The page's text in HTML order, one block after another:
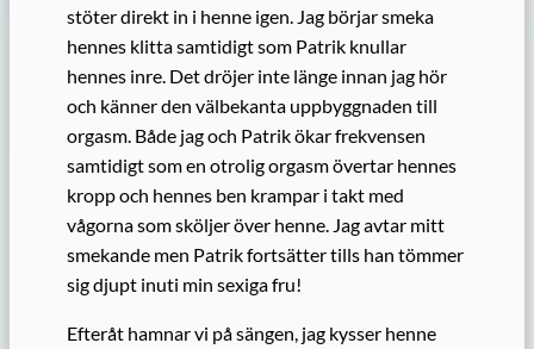
stöter direkt in i henne igen. Jag börjar smeka
hennes klitta samtidigt som Patrik knullar
hennes inre. Det dröjer inte länge innan jag hör
och känner den välbekanta uppbyggnaden till
orgasm. Både jag och Patrik ökar frekvensen
samtidigt som en otrolig orgasm övertar hennes
kropp och hennes ben krampar i takt med
vågorna som sköljer över henne. Jag avtar mitt
smekande men Patrik fortsätter tills han tömmer
sig djupt inuti min sexiga fru!
Efteråt hamnar vi på sängen, jag kysser henne